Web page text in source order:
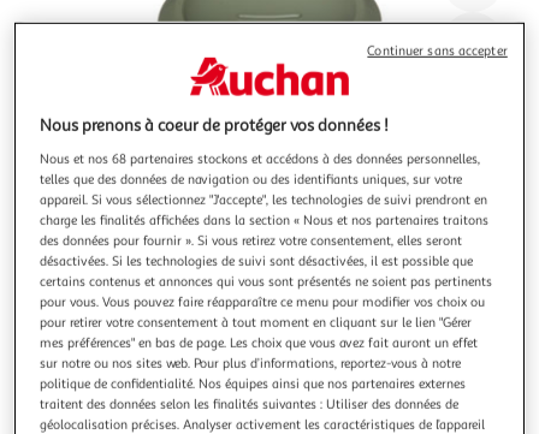
à
100
le
FIVE
Porte savon rond trio 12cm kaki
Informations Techniques : Dimensions : D. 12 x H. 2,8 cm
Matière : Polyresine Spécificités : Design & Élégant Porte
Savon Déco Forme Ronde Facile d'entretien & d'utilisation
Poids : 0,311 kg Couleur : Kaki
En savoir +
Vendu parParis Prix
Nous prenons à coeur de protéger vos données !
Nous et nos 68 partenaires stockons et accédons à des données personnelles,
telles que des données de navigation ou des identifiants uniques, sur votre
appareil. Si vous sélectionnez "J'accepte", les technologies de suivi prendront en
charge les finalités affichées dans la section « Nous et nos partenaires traitons
des données pour fournir ». Si vous retirez votre consentement, elles seront
désactivées. Si les technologies de suivi sont désactivées, il est possible que
certains contenus et annonces qui vous sont présentés ne soient pas pertinents
pour vous. Vous pouvez faire réapparaître ce menu pour modifier vos choix ou
pour retirer votre consentement à tout moment en cliquant sur le lien "Gérer
mes préférences" en bas de page. Les choix que vous avez fait auront un effet
sur notre ou nos sites web. Pour plus d’informations, reportez-vous à notre
politique de confidentialité. Nos équipes ainsi que nos partenaires externes
traitent des données selon les finalités suivantes : Utiliser des données de
géolocalisation précises. Analyser activement les caractéristiques de l’appareil
Continuer sans accepter